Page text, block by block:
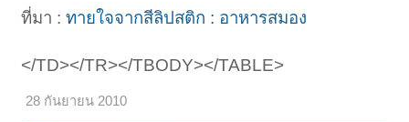
ที่มา :ทายใจจากสีลิปสติก : อาหารสมอง
</TD></TR></TBODY></TABLE>
28 กันยายน 2010